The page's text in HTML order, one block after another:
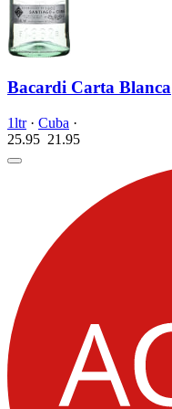
Bacardi Carta Blanca
1ltr· Cuba ·
25.95 21.95